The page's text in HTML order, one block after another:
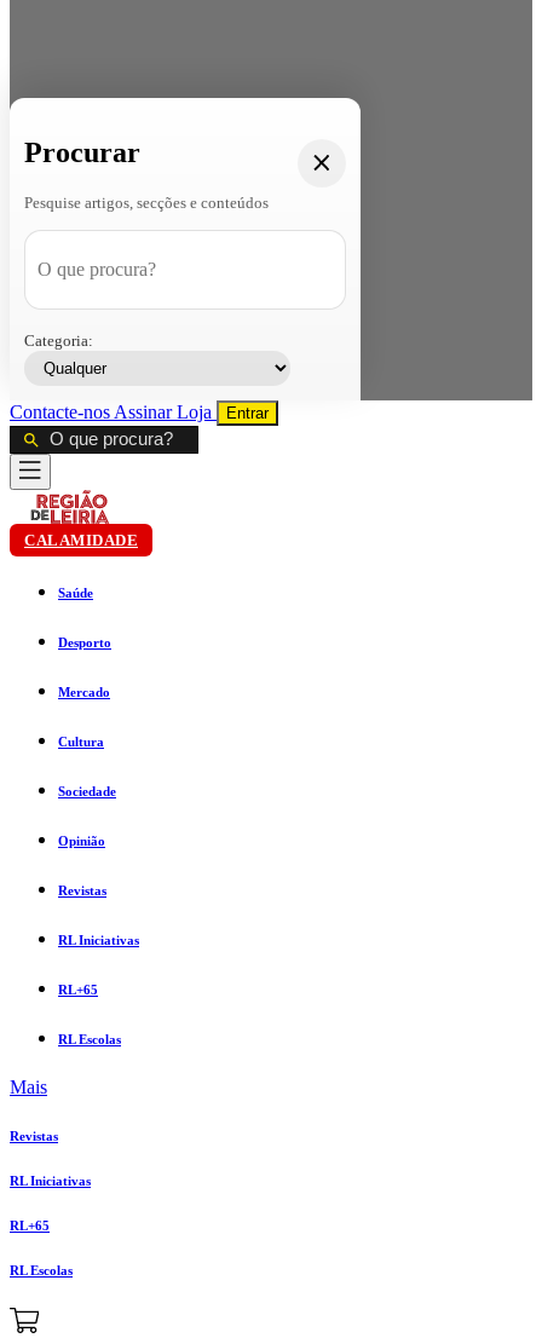
Procurar
Pesquise artigos, secções e conteúdos
Categoria:
Contacte-nos AssinarLoja Entrar
CALAMIDADE
Saúde
Desporto
Mercado
Cultura
Sociedade
Opinião
Revistas
RL Iniciativas
RL+65
RL Escolas
Mais
Revistas
RL Iniciativas
RL+65
RL Escolas